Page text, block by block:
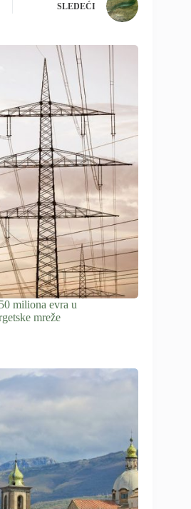
SLEDEĆI
miliona evra u
mreže